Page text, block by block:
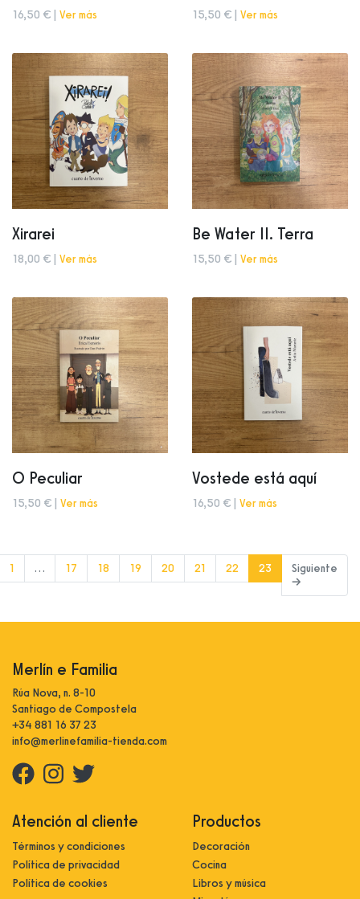
16,50 € | Ver más 15,50 € | Ver más
Xirarei
18,00 € | Ver más
Be Water II. Terra
15,50 € | Ver más
O Peculiar
15,50 € | Ver más
Vostede está aquí
16,50 € | Ver más
1 … 17 18 19 20 21 22 23(current)
Siguiente
→
Merlín e Familia
Rúa Nova, n. 8-10
Santiago de Compostela
+34 881 16 37 23
info@merlinefamilia-tienda.com
Atención al cliente
Términos y condiciones
Política de privacidad
Política de cookies
Productos
Decoración
Cocina
Libros y música